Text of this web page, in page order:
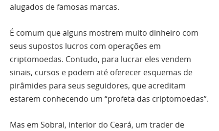
alugados de famosas marcas.
É comum que alguns mostrem muito dinheiro com
seus supostos lucros com operações em
criptomoedas. Contudo, para lucrar eles vendem
sinais, cursos e podem até oferecer esquemas de
pirâmides para seus seguidores, que acreditam
estarem conhecendo um “profeta das criptomoedas”.
Mas em Sobral, interior do Ceará, um trader de